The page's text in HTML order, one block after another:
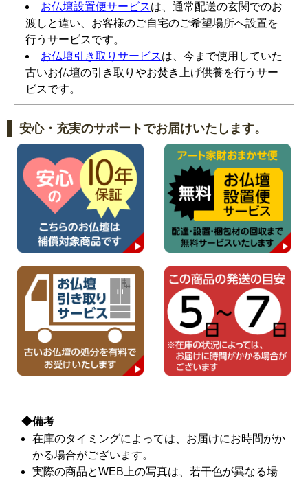
お仏壇設置便サービスは、通常配送の玄関でのお
渡しと違い、お客様のご自宅のご希望場所へ設置を
行うサービスです。
お仏壇引き取りサービスは、今まで使用していた
古いお仏壇の引き取りやお焚き上げ供養を行うサー
ビスです。
安心・充実のサポートでお届けいたします。
◆備考
在庫のタイミングによっては、お届けにお時間がか
かる場合がございます。
実際の商品とWEB上の写真は、若干色が異なる場